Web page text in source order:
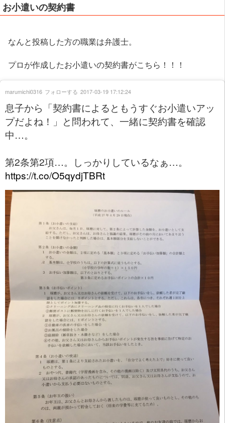
お小遣いの契約書
なんと投稿した方の職業は弁護士。
プロが作成したお小遣いの契約書がこちら！！！
息子から「契約書によるともうすぐお小遣いアッ
プだよね！」と問われて、一緒に契約書を確認
中…。
第2条第2項…。しっかりしているなぁ…。
https://t.co/O5qydjTBRt
marumichi0316 フォローする 2017-03-19 17:12:24